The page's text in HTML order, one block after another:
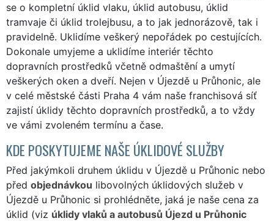
se o kompletní úklid vlaku, úklid autobusu, úklid
tramvaje či úklid trolejbusu, a to jak jednorázově, tak i
pravidelně. Uklidíme veškerý nepořádek po cestujících.
Dokonale umyjeme a uklidíme interiér těchto
dopravních prostředků včetně odmaštění a umytí
veškerých oken a dveří. Nejen v Újezdě u Průhonic, ale
v celé městské části Praha 4 vám naše franchisová síť
zajistí úklidy těchto dopravních prostředků, a to vždy
ve vámi zvoleném termínu a čase.
KDE POSKYTUJEME NAŠE ÚKLIDOVÉ SLUŽBY
Před jakýmkoli druhem úklidu v Újezdě u Průhonic nebo
před objednávkou libovolných úklidových služeb v
Újezdě u Průhonic si prohlédněte, jaká je naše cena za
úklid (viz úklidy vlaků a autobusů Újezd u Průhonic